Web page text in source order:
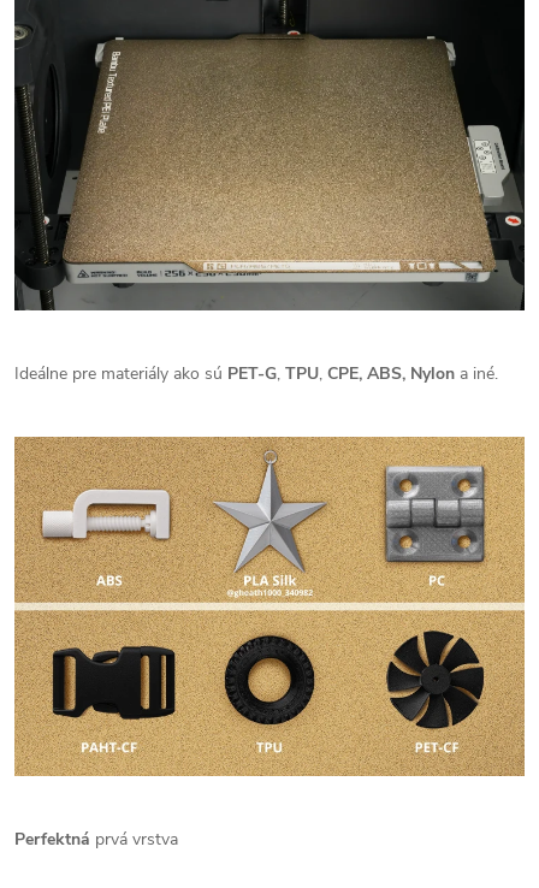
Ideálne pre materiály ako sú PET-G, TPU, CPE, ABS, Nylon a iné.
Perfektná prvá vrstva